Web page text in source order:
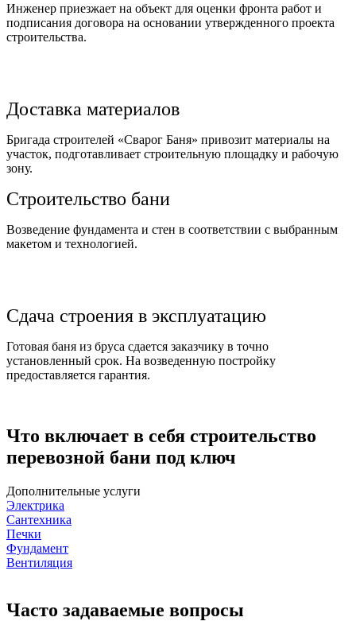
Инженер приезжает на объект для оценки фронта работ и
подписания договора на основании утвержденного проекта
строительства.
Доставка материалов
Бригада строителей «Сварог Баня» привозит материалы на
участок, подготавливает строительную площадку и рабочую
зону.
Строительство бани
Возведение фундамента и стен в соответствии с выбранным
макетом и технологией.
Сдача строения в эксплуатацию
Готовая баня из бруса сдается заказчику в точно
установленный срок. На возведенную постройку
предоставляется гарантия.
Что включает в себя строительство
перевозной бани под ключ
Дополнительные услуги
Электрика
Сантехника
Печки
Фундамент
Вентиляция
Часто задаваемые вопросы